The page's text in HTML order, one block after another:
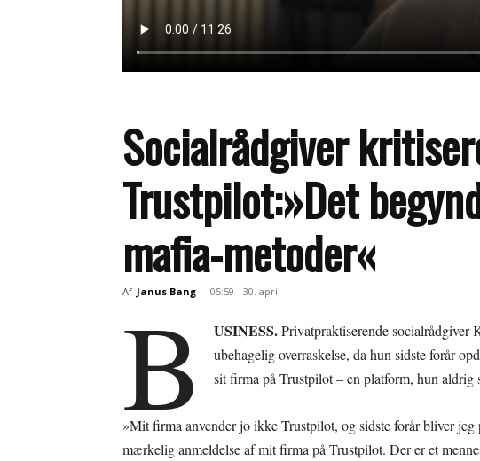
Socialrådgiver
Trustpilot:»Det
mafia-metoder«
Af Janus Bang - 05:59 - 30. april
B USINESS.Privatpraktiserende
ubehagelig overraskelse, da hun sidste forår
sit firma på Trustpilot – en platform, hun aldrig
»Mit firma anvender jo ikke Trustpilot, og sidste forår bliver
mærkelig anmeldelse af mit firma på Trustpilot. Der er et